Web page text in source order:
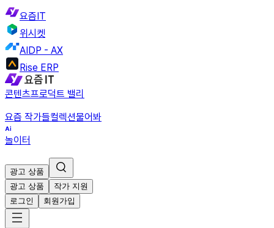
요즘IT
위시켓
AIDP - AX
Rise ERP
콘텐츠프로덕트 밸리
요즘 작가들컬렉션물어봐
놀이터
광고 상품
광고 상품
작가 지원
로그인
회원가입